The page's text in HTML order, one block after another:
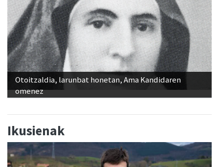
Otoitzaldia, larunbat honetan, Ama Kandidaren
omenez
Ikusienak